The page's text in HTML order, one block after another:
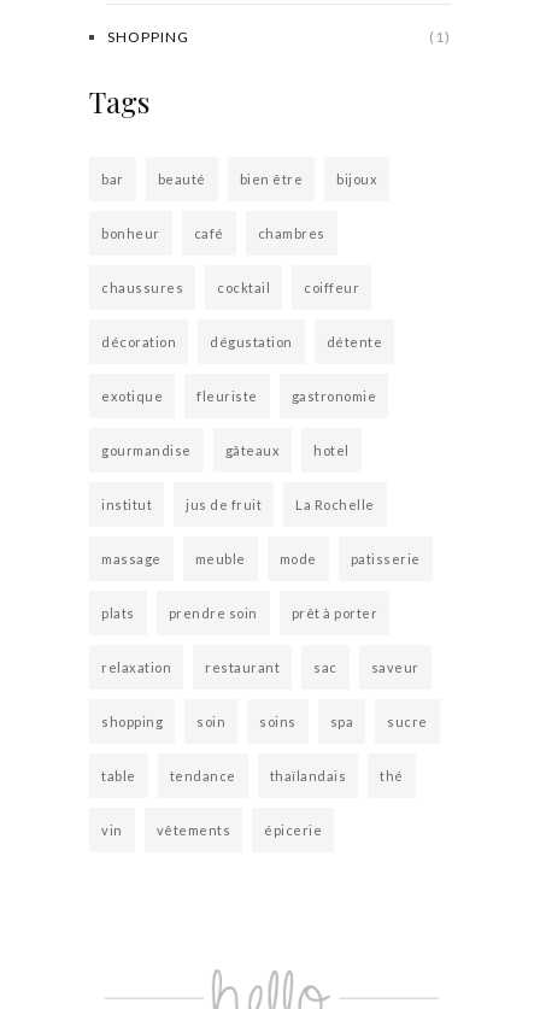
SHOPPING (1)
Tags
bar beauté bien être bijoux
bonheur café chambres
chaussures cocktail coiffeur
décoration dégustation détente
exotique fleuriste gastronomie
gourmandise gâteaux hotel
institut jus de fruit La Rochelle
massage meuble mode patisserie
plats prendre soin prêt à porter
relaxation restaurant sac saveur
shopping soin soins spa sucre
table tendance thaïlandais thé
vin vêtements épicerie